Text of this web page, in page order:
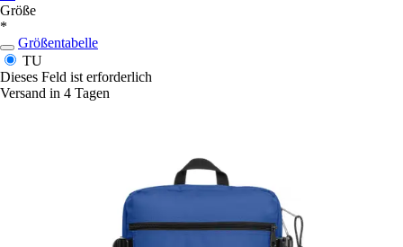
Größe
*
Größentabelle
TU
Dieses Feld ist erforderlich
Versand in 4 Tagen